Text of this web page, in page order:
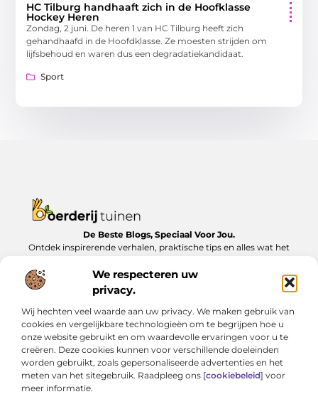
We respecteren uw
privacy.
Wij hechten veel waarde aan uw privacy. We maken gebruik van
cookies en vergelijkbare technologieën om te begrijpen hoe u
onze website gebruikt en om waardevolle ervaringen voor u te
creëren. Deze cookies kunnen voor verschillende doeleinden
worden gebruikt, zoals gepersonaliseerde advertenties en het
meten van het sitegebruik. Raadpleeg ons [cookiebeleid] voor
meer informatie.
HC Tilburg handhaaft zich in de Hoofklasse
Hockey Heren
Zondag, 2 juni. De heren 1 van HC Tilburg heeft zich
gehandhaafd in de Hoofdklasse. Ze moesten strijden om
lijfsbehoud en waren dus een degradatiekandidaat.
Sport
De Beste Blogs, Speciaal Voor Jou.
Ontdek inspirerende verhalen, praktische tips en alles wat het
Boerderijtuinen.nl.
Onze informatie